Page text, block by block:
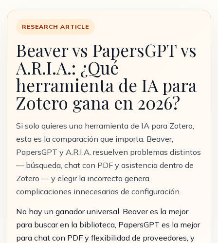
RESEARCH ARTICLE
Beaver vs PapersGPT vs
A.R.I.A.: ¿Qué
herramienta de IA para
Zotero gana en 2026?
Si solo quieres una herramienta de IA para Zotero,
esta es la comparación que importa. Beaver,
PapersGPT y A.R.I.A. resuelven problemas distintos
— búsqueda, chat con PDF y asistencia dentro de
Zotero — y elegir la incorrecta genera
complicaciones innecesarias de configuración.
No hay un ganador universal. Beaver es la mejor
para buscar en la biblioteca, PapersGPT es la mejor
para chat con PDF y flexibilidad de proveedores, y